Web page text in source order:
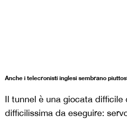
Anche i telecronisti inglesi sembrano
Il tunnel è una giocata difficile
difficilissima da eseguire: